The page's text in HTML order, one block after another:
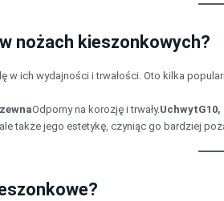
nożach kieszonkowych?
w ich wydajności i trwałości. Oto kilka
Odporny na korozję i trwały.Uchwyt
także jego estetykę, czyniąc go bardziej